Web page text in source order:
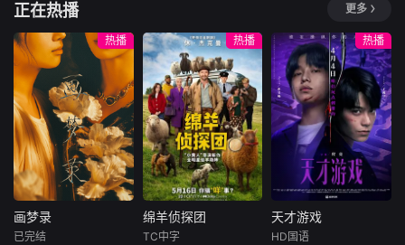
难道是动了真心？
原本毫无交集
态）的炎角，
件背后的真相。
豪爽重情的私盐贩
子赵凌虽出身草
莽，却心怀壮志，
他结识了遭人诬陷
私通的世家名媛小
姐傅庭芸，被迫一
起逃亡，二人历经
家族与朝廷的重重
考验，与命运抗
争，终成传奇良
缘。
沙风云再起之时，
张启山（陈伟霆
饰）与吴老狗（曾
舜晞 饰）强强联
手，携手霍仙姑
（陈瑶 饰）与九门
诸人共赴冒险奇
局。一桩401部队
的神秘失踪事件，
牵出百年尘封的惊
天秘辛。生死抉
择、兄弟之情、门
大学考试在即的高
中三年级生武宫夏
辉（深田龙生
饰），在经历失恋
与学业低迷的双重
打击后，被姐姐介
绍与她的男友小早
川苍太（浮所飞贵
饰）一起学习补
习。原本对完美温
柔的苍太心生反感
的夏辉，却逐渐被
正在热播 更多
热播
画梦录
画梦录
已完结
热播
绵羊侦探团
绵羊侦探团
TC中字
热播
天才游戏
天才游戏
HD国语